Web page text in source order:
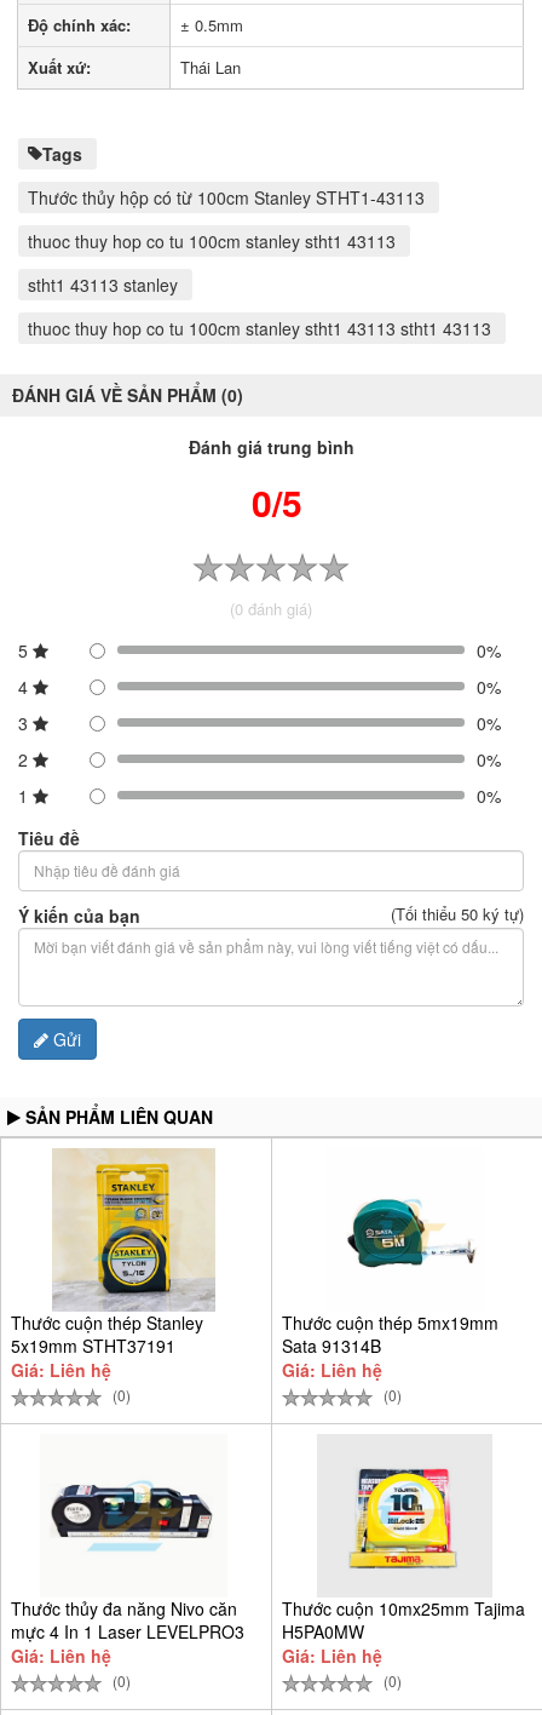
Độ chính xác:
± 0.5mm
Xuất xứ:
Thái Lan
Tags
Thước thủy hộp có từ 100cm Stanley STHT1-43113
thuoc thuy hop co tu 100cm stanley stht1 43113
stht1 43113 stanley
thuoc thuy hop co tu 100cm stanley stht1 43113 stht1 43113
ĐÁNH GIÁ VỀ SẢN PHẨM (0)
Đánh giá trung bình
0/5
(0 đánh giá)
5
0%
4
0%
3
0%
2
0%
1
0%
Tiêu đề
Ý kiến của bạn (Tối thiểu 50 ký tự)
Gửi
SẢN PHẨM LIÊN QUAN
Thước cuộn thép Stanley
5x19mm STHT37191
Giá: Liên hệ
(0)
Thước cuộn thép 5mx19mm
Sata 91314B
Giá: Liên hệ
(0)
Thước thủy đa năng Nivo căn
mực 4 In 1 Laser LEVELPRO3
Giá: Liên hệ
(0)
Thước cuộn 10mx25mm Tajima
H5PA0MW
Giá: Liên hệ
(0)